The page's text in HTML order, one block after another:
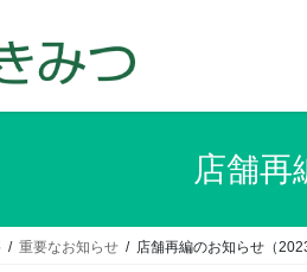
店舗再
重要なお知らせ 店舗再編のお知らせ（